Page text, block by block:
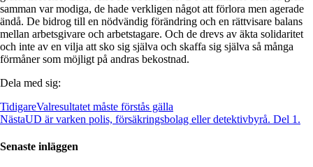
samman var modiga, de hade verkligen något att förlora men agerade
ändå. De bidrog till en nödvändig förändring och en rättvisare balans
mellan arbetsgivare och arbetstagare. Och de drevs av äkta solidaritet
och inte av en vilja att sko sig själva och skaffa sig själva så många
förmåner som möjligt på andras bekostnad.
Dela med sig:
TidigareValresultatet måste förstås gälla
NästaUD är varken polis, försäkringsbolag eller detektivbyrå. Del 1.
Senaste inläggen